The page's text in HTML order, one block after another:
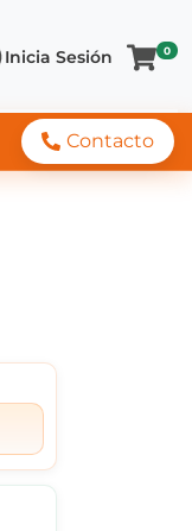
Inicia Sesión 0
Contacto